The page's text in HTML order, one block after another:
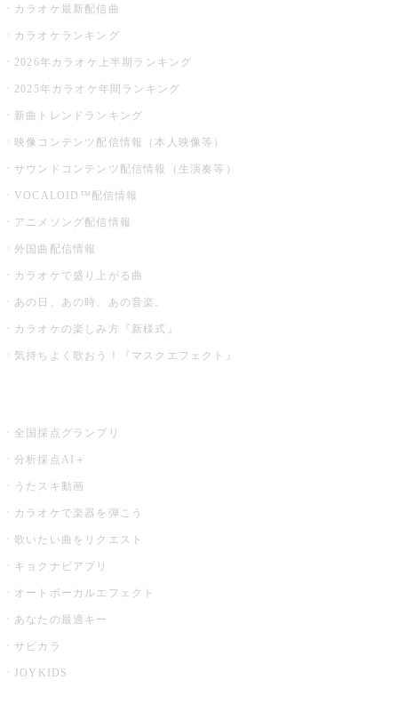
カラオケ最新配信曲
カラオケランキング
2026年カラオケ上半期ランキング
2025年カラオケ年間ランキング
新曲トレンドランキング
映像コンテンツ配信情報（本人映像等）
サウンドコンテンツ配信情報（生演奏等）
VOCALOID™配信情報
アニメソング配信情報
外国曲配信情報
カラオケで盛り上がる曲
あの日、あの時、あの音楽。
カラオケの楽しみ方『新様式』
気持ちよく歌おう！『マスクエフェクト』
全国採点グランプリ
分析採点AI＋
うたスキ動画
カラオケで楽器を弾こう
歌いたい曲をリクエスト
キョクナビアプリ
オートボーカルエフェクト
あなたの最適キー
サビカラ
JOYKIDS